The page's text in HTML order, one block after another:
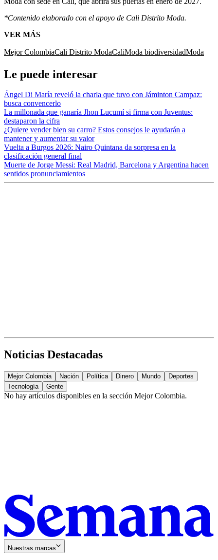
*Contenido elaborado con el apoyo de Cali Distrito Moda.
VER MÁS
Mejor ColombiaCali Distrito ModaCaliModa biodiversidadModa
Le puede interesar
Ángel Di María reveló la charla que tuvo con Jáminton Campaz:
busca convencerlo
La millonada que ganaría Jhon Lucumí si firma con Juventus:
destaparon la cifra
¿Quiere vender bien su carro? Estos consejos le ayudarán a
mantener y aumentar su valor
Vuelta a Burgos 2026: Nairo Quintana da sorpresa en la
clasificación general final
Muerte de Jorge Messi: Real Madrid, Barcelona y Argentina hacen
sentidos pronunciamientos
Noticias Destacadas
Mejor Colombia Nación Política Dinero Mundo
Deportes
Tecnología
Gente
No hay artículos disponibles en la sección Mejor Colombia.
Nuestras marcas